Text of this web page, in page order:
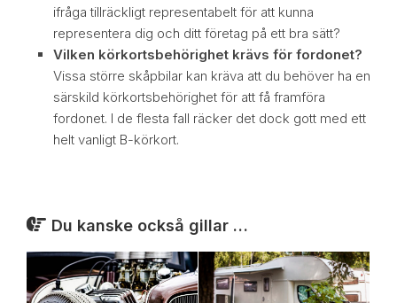
ifråga tillräckligt representabelt för att kunna
representera dig och ditt företag på ett bra sätt?
Vilken körkortsbehörighet krävs för fordonet?
Vissa större skåpbilar kan kräva att du behöver ha en
särskild körkortsbehörighet för att få framföra
fordonet. I de flesta fall räcker det dock gott med ett
helt vanligt B-körkort.
Du kanske också gillar …